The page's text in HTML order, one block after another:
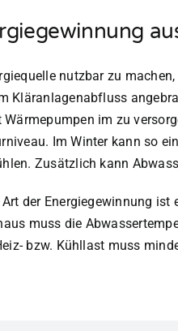
nutzbar zu
Kläranlagenabfluss
im zu
Im Winter kann so
Zusätzlich kann
der Energiegewinnung
muss die
bzw. Kühllast muss